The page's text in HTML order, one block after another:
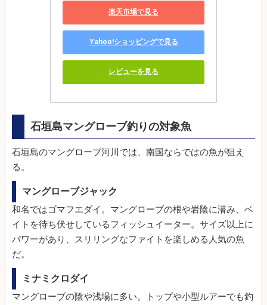
楽天市場で見る
Yahoo!ショッピングで見る
レビューを見る
石垣島マングローブ釣りの対象魚
石垣島のマングローブ河川では、南国ならではの魚が狙え
る。
マングローブジャック
和名ではゴマフエダイ。マングローブの根や岩陰に潜み、ベ
イトを待ち伏せしているフィッシュイーター。サイズ以上に
パワーがあり、スリリングなファイトを楽しめる人気の魚
だ。
ミナミクロダイ
マングローブの陰や浅場に多い。トップや小型ルアーでも釣